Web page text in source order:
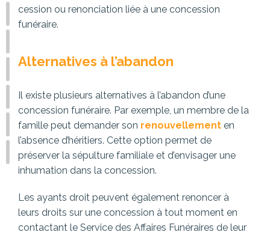
cession ou renonciation liée à une concession
funéraire.
Alternatives à l’abandon
Il existe plusieurs alternatives à l’abandon d’une
concession funéraire. Par exemple, un membre de la
famille peut demander son renouvellement en
l’absence d’héritiers. Cette option permet de
préserver la sépulture familiale et d’envisager une
inhumation dans la concession.
Les ayants droit peuvent également renoncer à
leurs droits sur une concession à tout moment en
contactant le Service des Affaires Funéraires de leur